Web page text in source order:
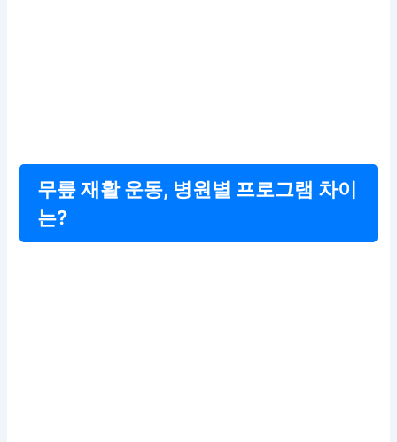
무릎 재활 운동, 병원별 프로그램 차이
는?